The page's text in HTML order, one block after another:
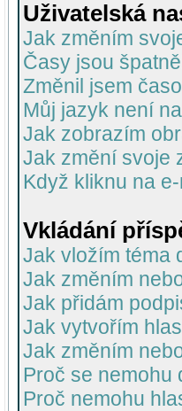
Uživatelská
Jak změním
Časy jsou
Změnil jsem
Můj jazyk není
Jak zobrazím
Jak změní svoje
Když kliknu na
Vkládání
Jak vložím téma
Jak změním
Jak přidám
Jak vytvořím
Jak změním
Proč se nemohu
Proč nemohu